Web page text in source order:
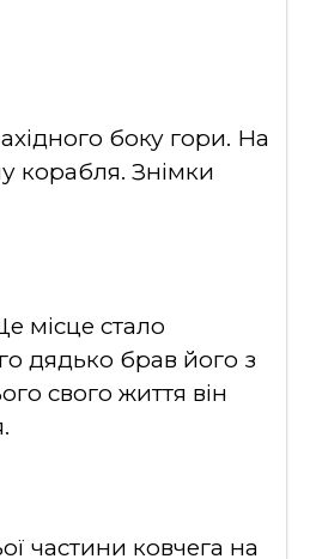
боку гори. На
корабля. Знімки
місце стало
дядько брав його з
свого життя він
частини ковчега на